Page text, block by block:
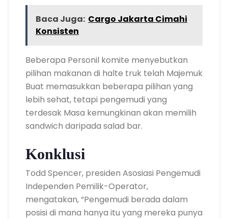
Baca Juga: Cargo Jakarta Cimahi
Konsisten
Beberapa Personil komite menyebutkan
pilihan makanan di halte truk telah Majemuk
Buat memasukkan beberapa pilihan yang
lebih sehat, tetapi pengemudi yang
terdesak Masa kemungkinan akan memilih
sandwich daripada salad bar.
Konklusi
Todd Spencer, presiden Asosiasi Pengemudi
Independen Pemilik-Operator,
mengatakan, “Pengemudi berada dalam
posisi di mana hanya itu yang mereka punya